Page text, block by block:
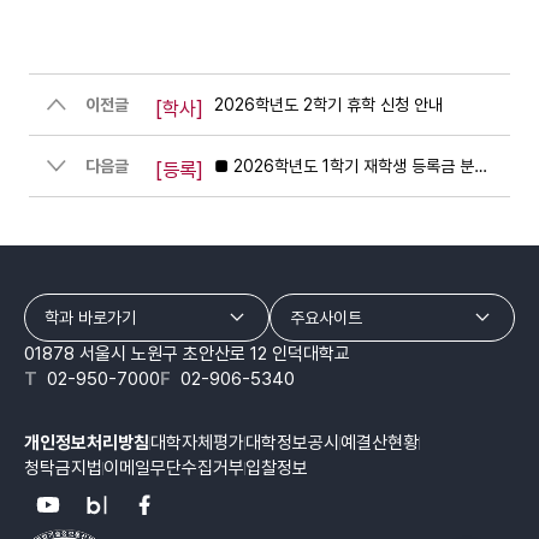
이전글 [학사] 2026학년도 2학기 휴학 신청 안내
다음글 [등록] ■ 2026학년도 1학기 재학생 등록금 분할납부[3회차] 안내
학과 바로가기 주요사이트
01878 서울시 노원구 초안산로 12 인덕대학교
T 02-950-7000F 02-906-5340
개인정보처리방침대학자체평가대학정보공시 예결산현황
청탁금지법이메일무단수집거부입찰정보